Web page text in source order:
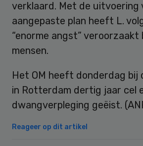
verklaard. Met de uitvoering
aangepaste plan heeft L.
“enorme angst” veroorzaakt
mensen.
Het OM heeft donderdag bij
in Rotterdam dertig jaar cel
dwangverpleging geëist.
Reageer op dit artikel